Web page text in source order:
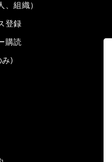
、組織）
登録
購読
み)